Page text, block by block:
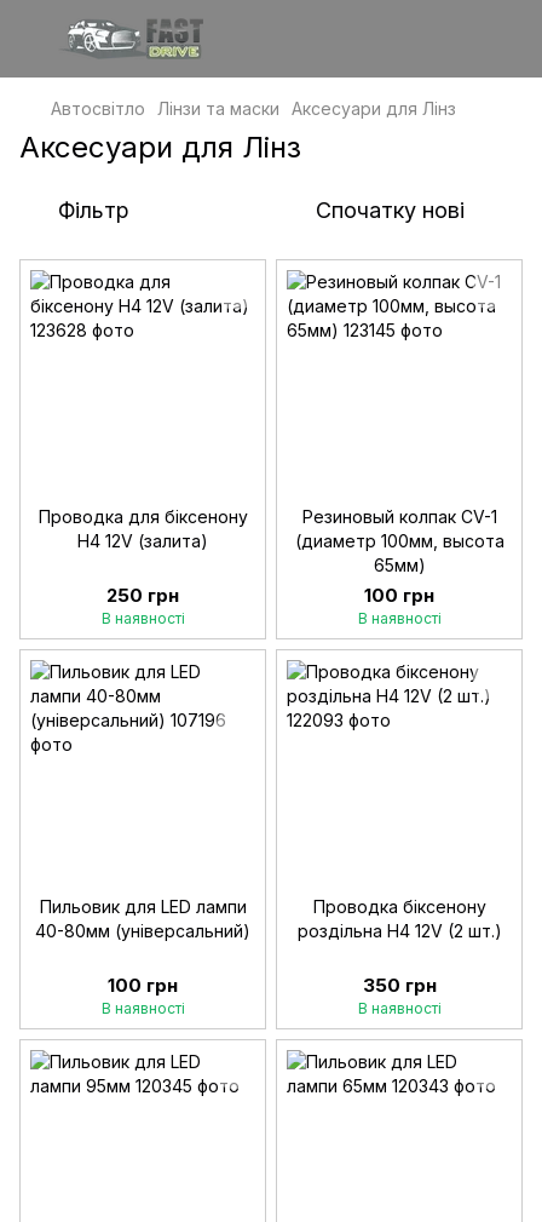
Автосвітло Лінзи та маски Аксесуари для Лінз
Аксесуари для Лінз
Фільтр Спочатку нові
Проводка для біксенону
H4 12V (залита)
250 грн
В наявності
Резиновый колпак CV-1
(диаметр 100мм, высота
65мм)
100 грн
В наявності
Пильовик для LED лампи
40-80мм (універсальний)
100 грн
В наявності
Проводка біксенону
роздільна Н4 12V (2 шт.)
350 грн
В наявності